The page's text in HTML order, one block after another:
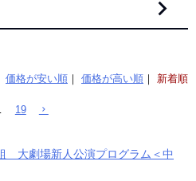
価格が安い順 価格が高い順 新着順
19
大劇場新人公演プログラム＜中